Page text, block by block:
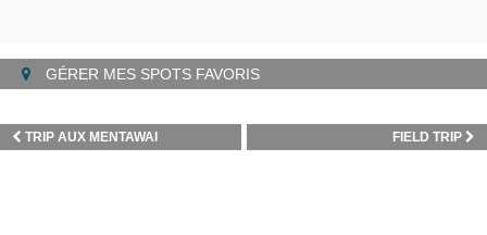
GÉRER MES SPOTS FAVORIS
FIELD TRIP
TRIP AUX MENTAWAI